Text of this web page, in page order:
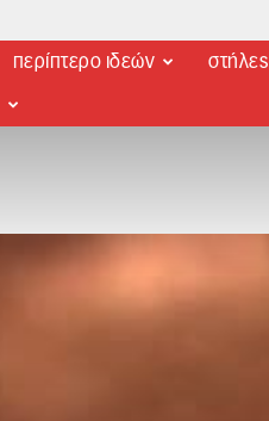
περίπτερο ιδεών στήλες